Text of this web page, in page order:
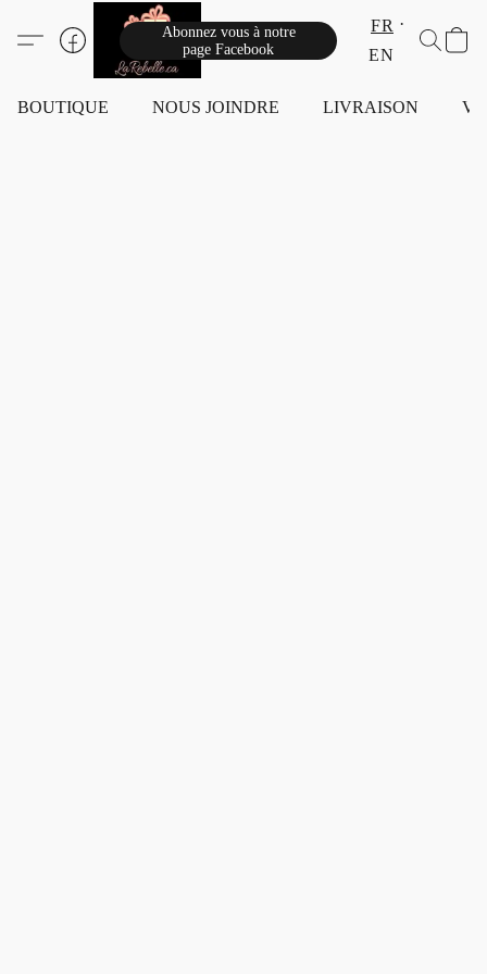
Abonnez vous à notre
page Facebook
FR
EN
BOUTIQUE NOUS JOINDRE LIVRAISON